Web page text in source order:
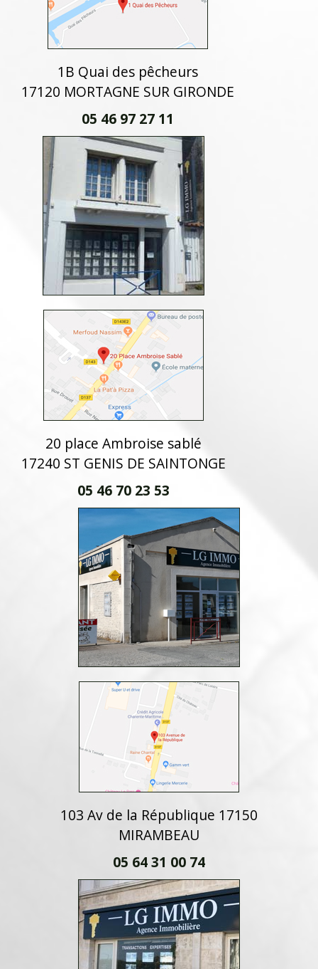
1B Quai des pêcheurs
17120 MORTAGNE SUR GIRONDE
05 46 97 27 11
20 place Ambroise sablé
17240 ST GENIS DE SAINTONGE
05 46 70 23 53
103 Av de la République 17150
MIRAMBEAU
05 64 31 00 74